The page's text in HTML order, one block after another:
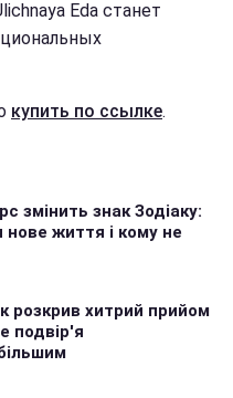
Eda станет
купить по ссылке.
змінить знак Зодіаку:
нове життя і кому не
розкрив хитрий прийом
подвір'я